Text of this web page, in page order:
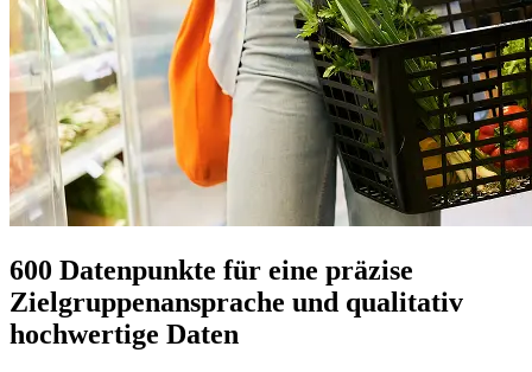
600 Datenpunkte für eine präzise
Zielgruppenansprache und qualitativ
hochwertige Daten